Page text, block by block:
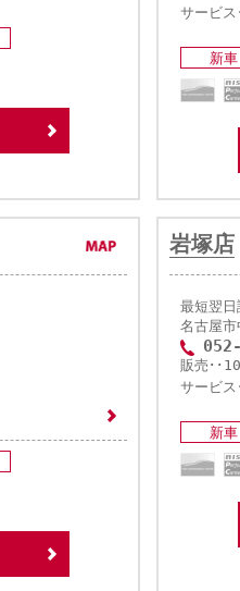
サービ
新車
岩塚店
最短翌日
名古屋
販売･･
サービ
新車